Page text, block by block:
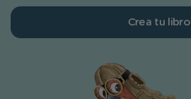
Crea tu libro